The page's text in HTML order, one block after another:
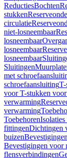
ReductiesBochten
stukken
circulatie
niet-losneembaar
losneembaar
losneembaar
losneembaar
Sluitingen
met
schroefaansluiting
voor T-stukken
verwarming
verwarming
Toebehoren
fittingenDichtingen
buizen
Bevestigingen voor
flensverbindingen